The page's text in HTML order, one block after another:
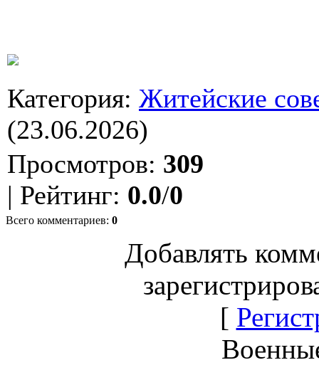
Категория: Житейские
(23.06.2026)
Просмотров: 309
| Рейтинг: 0.0/0
Всего комментариев: 0
Добавлять
[